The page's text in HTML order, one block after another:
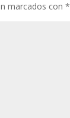
marcados con*